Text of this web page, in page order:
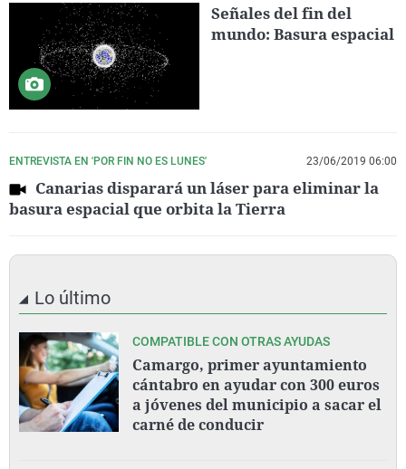
Señales del fin del
mundo: Basura espacial
ENTREVISTA EN 'POR FIN NO ES LUNES' 23/06/2019 06:00
Canarias disparará un láser para eliminar la
basura espacial que orbita la Tierra
Lo último
COMPATIBLE CON OTRAS AYUDAS
Camargo, primer ayuntamiento
cántabro en ayudar con 300 euros
a jóvenes del municipio a sacar el
carné de conducir